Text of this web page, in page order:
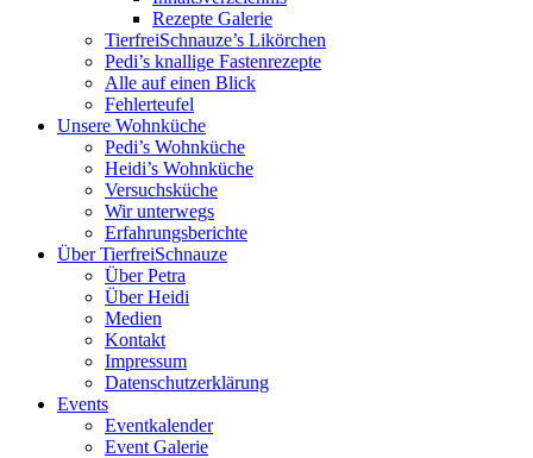
Rezepte Galerie
TierfreiSchnauze’s Likörchen
Pedi’s knallige Fastenrezepte
Alle auf einen Blick
Fehlerteufel
Unsere Wohnküche
Pedi’s Wohnküche
Heidi’s Wohnküche
Versuchsküche
Wir unterwegs
Erfahrungsberichte
Über TierfreiSchnauze
Über Petra
Über Heidi
Medien
Kontakt
Impressum
Datenschutzerklärung
Events
Eventkalender
Event Galerie